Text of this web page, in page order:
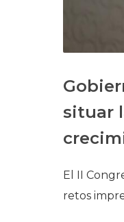
situar
El II
retos